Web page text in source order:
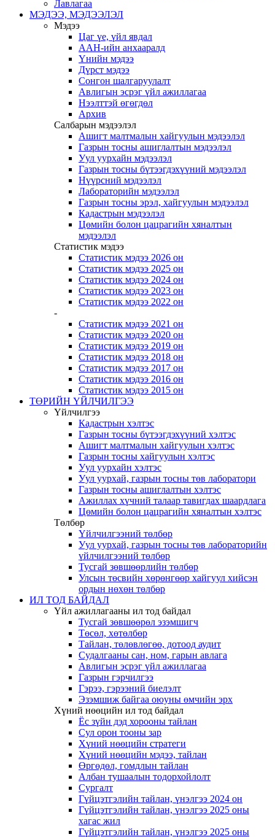
Лавлагаа
МЭДЭЭ, МЭДЭЭЛЭЛ
Мэдээ
Цаг үе, үйл явдал
ААН-ийн анхааралд
Үнийн мэдээ
Дүрст мэдээ
Сонгон шалгаруулалт
Авлигын эсрэг үйл ажиллагаа
Нээлттэй өгөгдөл
Архив
Салбарын мэдээлэл
Ашигт малтмалын хайгуулын мэдээлэл
Газрын тосны ашиглалтын мэдээлэл
Уул уурхайн мэдээлэл
Газрын тосны бүтээгдэхүүний мэдээлэл
Нүүрсний мэдээлэл
Лабораторийн мэдээлэл
Газрын тосны эрэл, хайгуулын мэдээлэл
Кадастрын мэдээлэл
Цөмийн болон цацрагийн хяналтын
мэдээлэл
Статистик мэдээ
Статистик мэдээ 2026 он
Статистик мэдээ 2025 он
Статистик мэдээ 2024 он
Статистик мэдээ 2023 он
Статистик мэдээ 2022 он
-
Статистик мэдээ 2021 он
Статистик мэдээ 2020 он
Статистик мэдээ 2019 он
Статистик мэдээ 2018 он
Статистик мэдээ 2017 он
Статистик мэдээ 2016 он
Статистик мэдээ 2015 он
ТӨРИЙН ҮЙЛЧИЛГЭЭ
Үйлчилгээ
Кадастрын хэлтэс
Газрын тосны бүтээгдэхүүний хэлтэс
Ашигт малтмалын хайгуулын хэлтэс
Газрын тосны хайгуулын хэлтэс
Уул уурхайн хэлтэс
Уул уурхай, газрын тосны төв лаборатори
Газрын тосны ашиглалтын хэлтэс
Ажиллах хүчний талаар тавигдах шаардлага
Цөмийн болон цацрагийн хяналтын хэлтэс
Төлбөр
Үйлчилгээний төлбөр
Уул уурхай, газрын тосны төв лабораторийн
үйлчилгээний төлбөр
Тусгай зөвшөөрлийн төлбөр
Улсын төсвийн хөрөнгөөр хайгуул хийсэн
ордын нөхөн төлбөр
ИЛ ТОД БАЙДАЛ
Үйл ажиллагааны ил тод байдал
Тусгай зөвшөөрөл эзэмшигч
Төсөл, хөтөлбөр
Тайлан, төлөвлөгөө, дотоод аудит
Судалгааны сан, ном, гарын авлага
Авлигын эсрэг үйл ажиллагаа
Газрын гэрчилгээ
Гэрээ, гэрээний биелэлт
Эзэмшиж байгаа оюуны өмчийн эрх
Хүний нөөцийн ил тод байдал
Ёс зүйн дэд хорооны тайлан
Сул орон тооны зар
Хүний нөөцийн стратеги
Хүний нөөцийн мэдээ, тайлан
Өргөдөл, гомдлын тайлан
Албан тушаалын тодорхойлолт
Сургалт
Гүйцэтгэлийн тайлан, үнэлгээ 2024 он
Гүйцэтгэлийн тайлан, үнэлгээ 2025 оны
хагас жил
Гүйцэтгэлийн тайлан, үнэлгээ 2025 оны